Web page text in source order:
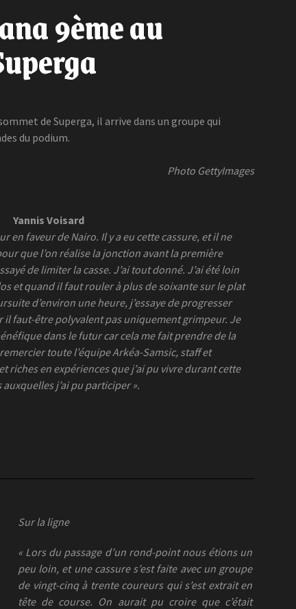
9ème au
de Superga, il arrive dans un groupe qui
du podium.
Photo GettyImages
Yannis Voisard
en faveur de Nairo. Il y a eu cette cassure, et il ne
que l’on réalise la jonction avant la première
de limiter la casse. J’ai tout donné. J’ai été loin
et quand il faut rouler à plus de soixante sur le plat
d’environ une heure, j’essaye de progresser
il faut-être polyvalent pas uniquement grimpeur. Je
dans le futur car cela me fait prendre de la
toute l’équipe Arkéa-Samsic, staff et
riches en expériences que j’ai pu vivre durant cette
j’ai pu participer ».
Sur la ligne
« Lors du passage d’un rond-point nous étions un
peu loin, et une cassure s’est faite avec un groupe
de vingt-cinq à trente coureurs qui s’est extrait en
tête de course. On aurait pu croire que c’était